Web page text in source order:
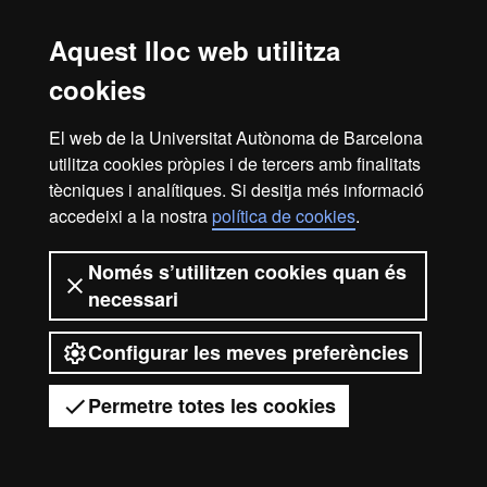
Aquest lloc web utilitza
cookies
El web de la Universitat Autònoma de Barcelona
utilitza cookies pròpies i de tercers amb finalitats
tècniques i analítiques. Si desitja més informació
accedeixi a la nostrapolítica de cookies.
Només s’utilitzen cookies quan és
necessari
Configurar les meves preferències
Permetre totes les cookies
Tens dubtes?
Accessibilitat web
Mapa del web UAB
Barcelona